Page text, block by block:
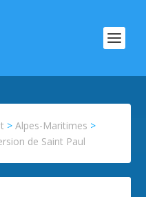
>Alpes-Maritimes >
de Saint Paul